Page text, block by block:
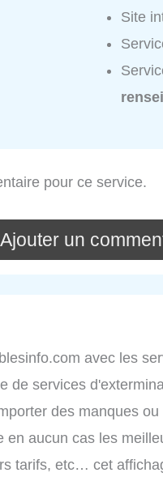
Site
pour ce service.
Ajouter un
avec les
de services
des manques
en aucun cas les
tarifs, etc… cet